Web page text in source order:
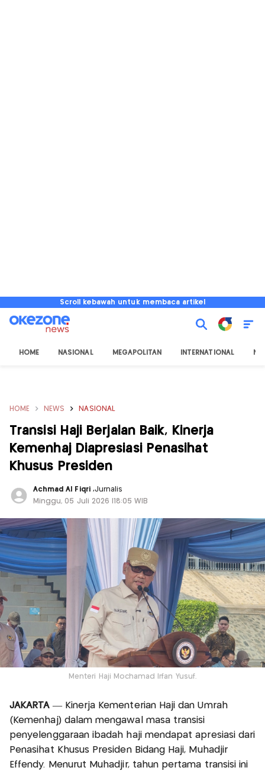
Scroll kebawah untuk membaca artikel
HOME NASIONAL MEGAPOLITAN INTERNATIONAL
HOME NEWS NASIONAL
Transisi Haji Berjalan Baik, Kinerja
Kemenhaj Diapresiasi Penasihat
Khusus Presiden
Achmad Al Fiqri ,Jurnalis
Minggu, 05 Juli 2026 |18:05 WIB
Menteri Haji Mochamad Irfan Yusuf.
JAKARTA— Kinerja Kementerian Haji dan Umrah
(Kemenhaj) dalam mengawal masa transisi
penyelenggaraan ibadah haji mendapat apresiasi dari
Penasihat Khusus Presiden Bidang Haji, Muhadjir
Effendy. Menurut Muhadjir, tahun pertama transisi ini